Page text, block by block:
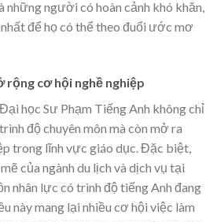
những người có hoàn cảnh khó khăn,
để họ có thể theo đuổi ước mơ
rộng cơ hội nghề nghiệp
học Sư Phạm Tiếng Anh không chỉ
độ chuyên môn mà còn mở ra
trong lĩnh vực giáo dục. Đặc biệt,
của ngành du lịch và dịch vụ tại
nhân lực có trình độ tiếng Anh đang
này mang lại nhiều cơ hội việc làm